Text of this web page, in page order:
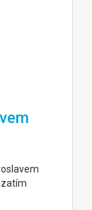
zatím